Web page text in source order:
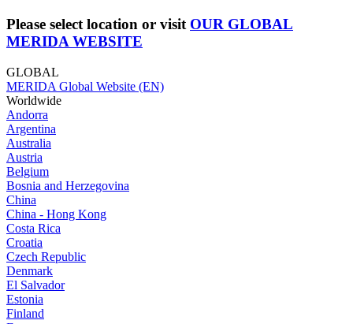
Please select location or visit OUR GLOBAL
MERIDA WEBSITE
GLOBAL
MERIDA Global Website (EN)
Worldwide
Andorra
Argentina
Australia
Austria
Belgium
Bosnia and Herzegovina
China
China - Hong Kong
Costa Rica
Croatia
Czech Republic
Denmark
El Salvador
Estonia
Finland